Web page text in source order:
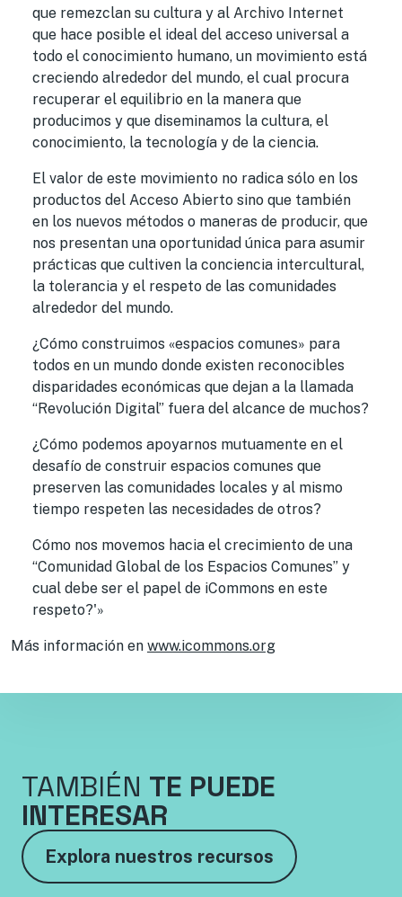
que remezclan su cultura y al Archivo Internet
que hace posible el ideal del acceso universal a
todo el conocimiento humano, un movimiento está
creciendo alrededor del mundo, el cual procura
recuperar el equilibrio en la manera que
producimos y que diseminamos la cultura, el
conocimiento, la tecnología y de la ciencia.
El valor de este movimiento no radica sólo en los
productos del Acceso Abierto sino que también
en los nuevos métodos o maneras de producir, que
nos presentan una oportunidad única para asumir
prácticas que cultiven la conciencia intercultural,
la tolerancia y el respeto de las comunidades
alrededor del mundo.
¿Cómo construimos «espacios comunes» para
todos en un mundo donde existen reconocibles
disparidades económicas que dejan a la llamada
“Revolución Digital” fuera del alcance de muchos?
¿Cómo podemos apoyarnos mutuamente en el
desafío de construir espacios comunes que
preserven las comunidades locales y al mismo
tiempo respeten las necesidades de otros?
Cómo nos movemos hacia el crecimiento de una
“Comunidad Global de los Espacios Comunes” y
cual debe ser el papel de iCommons en este
respeto?'»
Más información en www.icommons.org
TAMBIÉN TE PUEDE
INTERESAR
Explora nuestros recursos